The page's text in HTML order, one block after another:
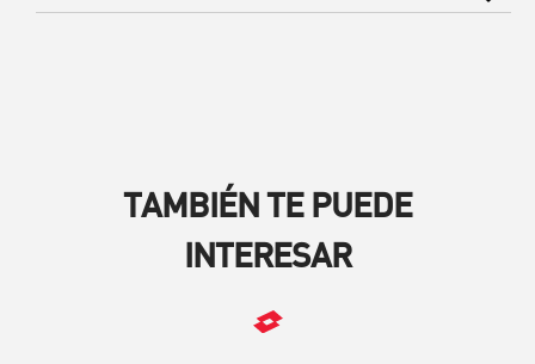
TAMBIÉN TE PUEDE
INTERESAR